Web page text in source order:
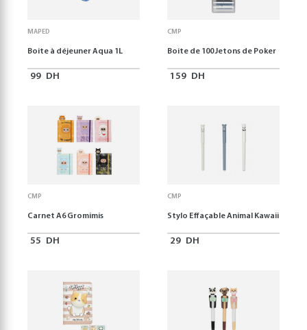
MAPED
Boite à déjeuner Aqua 1L
99 DH
CMP
Boite de 100 Jetons de Poker
159 DH
CMP
Carnet A6 Gromimis
55 DH
CMP
Stylo Effaçable Animal Kawaii
29 DH